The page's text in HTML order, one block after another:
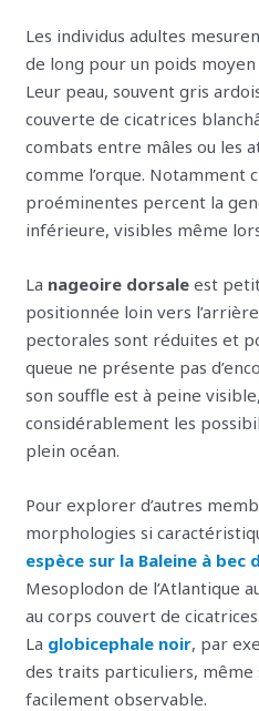
Les individus adultes
de long pour un poids moyen
Leur peau, souvent gris
couverte de cicatrices
combats entre mâles ou les
comme l’orque. Notamment
proéminentes percent la
inférieure, visibles même
La nageoire dorsale est
positionnée loin vers
pectorales sont réduites et
queue ne présente pas
son souffle est à peine
considérablement les
plein océan.
Pour explorer d’autres
morphologies si
espèce sur la Baleine à bec
Mesoplodon de l’Atlantique
au corps couvert de cicatrices.
La globicephale noir, par
des traits particuliers, même
facilement observable.